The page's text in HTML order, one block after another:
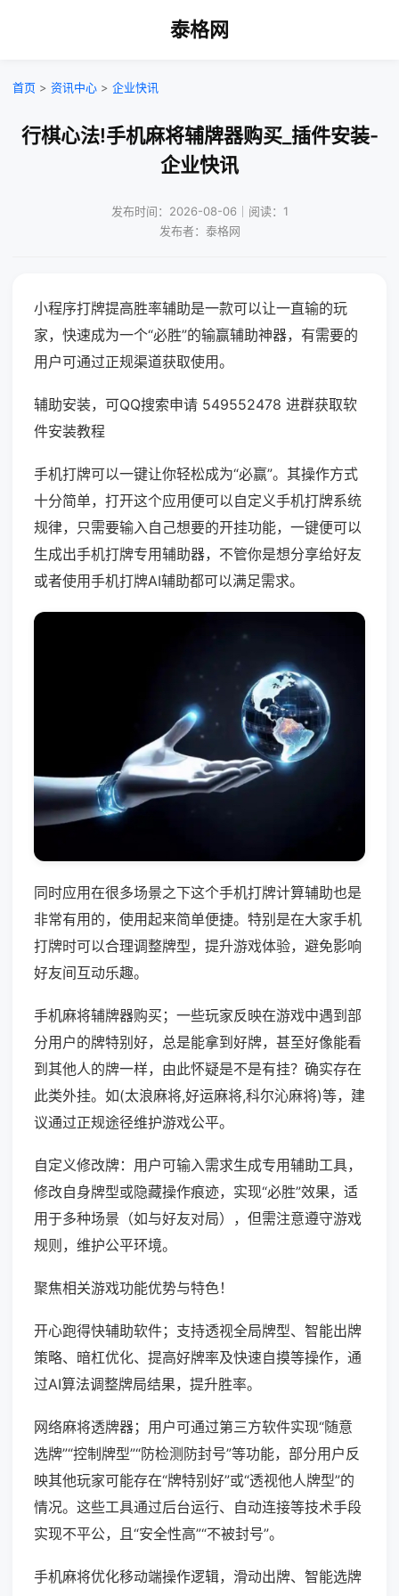
泰格网
首页 > 资讯中心 > 企业快讯
行棋心法!手机麻将辅牌器购买_插件安装-
企业快讯
发布时间：2026-08-06｜阅读：1
发布者：泰格网
小程序打牌提高胜率辅助是一款可以让一直输的玩
家，快速成为一个“必胜”的输赢辅助神器，有需要的
用户可通过正规渠道获取使用。
辅助安装，可QQ搜索申请 549552478 进群获取软
件安装教程
手机打牌可以一键让你轻松成为“必赢”。其操作方式
十分简单，打开这个应用便可以自定义手机打牌系统
规律，只需要输入自己想要的开挂功能，一键便可以
生成出手机打牌专用辅助器，不管你是想分享给好友
或者使用手机打牌AI辅助都可以满足需求。
同时应用在很多场景之下这个手机打牌计算辅助也是
非常有用的，使用起来简单便捷。特别是在大家手机
打牌时可以合理调整牌型，提升游戏体验，避免影响
好友间互动乐趣。
手机麻将辅牌器购买；一些玩家反映在游戏中遇到部
分用户的牌特别好，总是能拿到好牌，甚至好像能看
到其他人的牌一样，由此怀疑是不是有挂？确实存在
此类外挂。如(太浪麻将,好运麻将,科尔沁麻将)等，建
议通过正规途径维护游戏公平。
自定义修改牌：用户可输入需求生成专用辅助工具，
修改自身牌型或隐藏操作痕迹，实现“必胜”效果，适
用于多种场景（如与好友对局），但需注意遵守游戏
规则，维护公平环境。
聚焦相关游戏功能优势与特色！
开心跑得快辅助软件；支持透视全局牌型、智能出牌
策略、暗杠优化、提高好牌率及快速自摸等操作，通
过AI算法调整牌局结果，提升胜率。
网络麻将透牌器；用户可通过第三方软件实现“随意
选牌”“控制牌型”“防检测防封号”等功能，部分用户反
映其他玩家可能存在“牌特别好”或“透视他人牌型”的
情况。这些工具通过后台运行、自动连接等技术手段
实现不平公，且“安全性高”“不被封号”。
手机麻将优化移动端操作逻辑，滑动出牌、智能选牌